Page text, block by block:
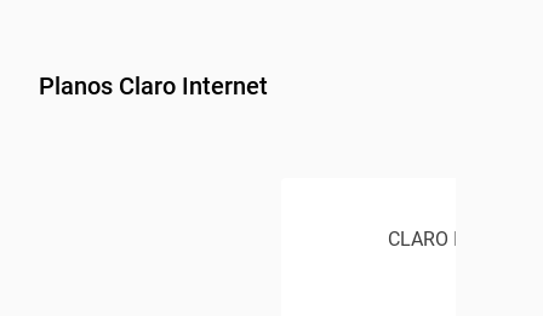
Planos Claro Internet
CLARO INTERNET